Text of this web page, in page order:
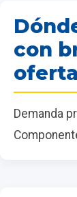
con
Demanda